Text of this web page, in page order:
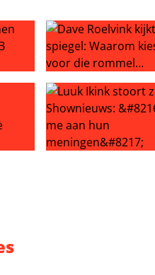
de maat over Ali B
Dave Roelvink kijkt